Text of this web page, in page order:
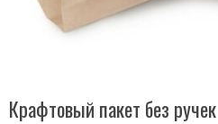
Крафтовый пакет без ручек